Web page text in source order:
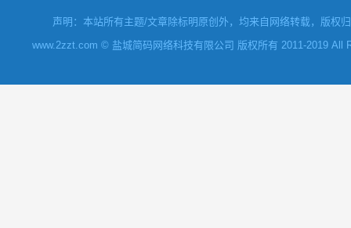
声明：本站所有主题/文章除标明原创外，均来自网络转载，版权
www.2zzt.com © 盐城简码网络科技有限公司 版权所有 2011-2019